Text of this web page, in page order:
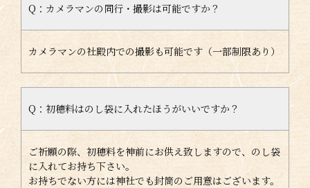
Q：カメラマンの同行・撮影は可能ですか？
カメラマンの社殿内での撮影も可能です（一部制限あり）
Q：初穂料はのし袋に入れたほうがいいですか？
ご祈願の際、初穂料を神前にお供え致しますので、のし袋
に入れてお持ち下さい。
お持ちでない方には神社でも封筒のご用意はございます。